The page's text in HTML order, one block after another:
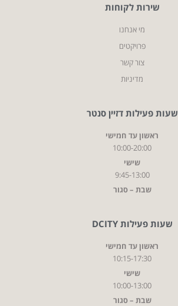
שירות לקוחות
מי אנחנו
פרויקטים
צור קשר
מדיניות
שעות פעילות דזיין סנטר
ראשון עד חמישי
10:00-20:00
שישי
9:45-13:00
שבת – סגור
שעות פעילות DCITY
ראשון עד חמישי
10:15-17:30
שישי
10:00-13:00
שבת – סגור